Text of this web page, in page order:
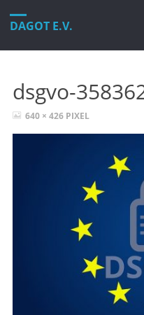
DAGOT E.V.
dsgvo-
VOLLE640 × 426 PIXEL